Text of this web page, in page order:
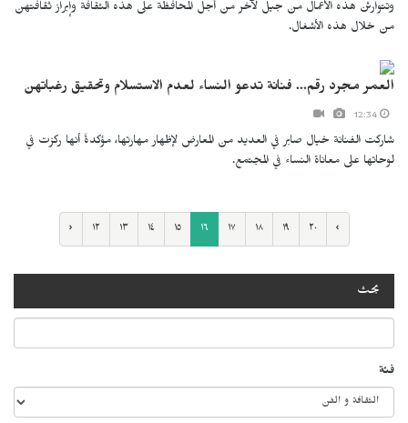
وتتوارثن هذه الأعمال من جيل لآخر من أجل المحافظة على هذه الثقافة وإبراز ثقافتهن
من خلال هذه الأشغال.
العمر مجرد رقم... فنانة تدعو النساء لعدم الاستسلام وتحقيق رغباتهن
شاركت الفنانة خيال صابر في العديد من المعارض لإظهار مهارتها، مؤكدةً أنها ركزت في
لوحاتها على معاناة النساء في المجتمع.
‹ ١٢ ١٣ ١٤ ١٥ ١٦ ١٧ ١٨ ١٩ ٢٠ ›
بحث
فئة